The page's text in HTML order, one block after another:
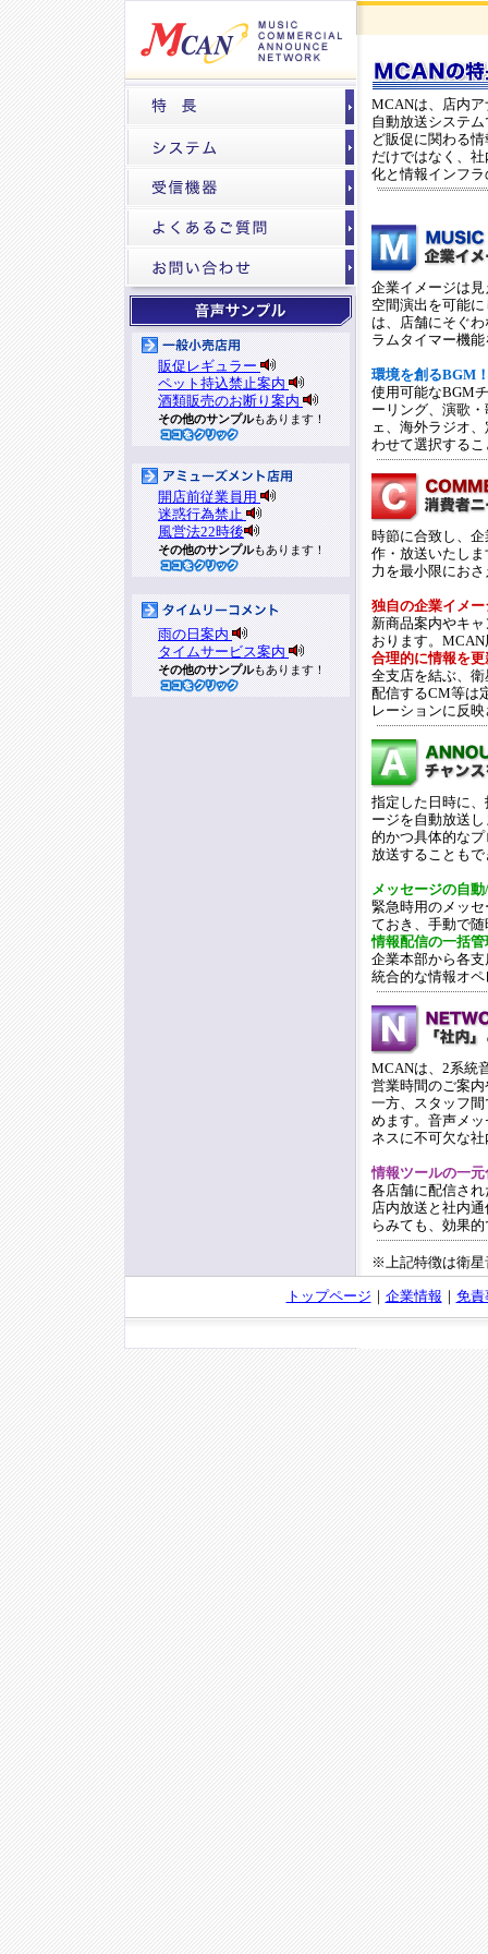
販促レギュラー
ペット持込禁止案内
酒類販売のお断り案内
その他のサンプルもあります！
開店前従業員用
迷惑行為禁止
風営法22時後
その他のサンプルもあります！
雨の日案内
タイムサービス案内
その他のサンプルもあります！
MCANは、店内
自動放送システ
ど販促に関わる
だけではなく、
化と情報インフ
企業イメージは
空間演出を可能
は、店舗にそぐ
ラムタイマー機
環境を創るBGM
使用可能なBGM
ーリング、演歌
ェ、海外ラジオ
わせて選択する
時節に合致し、
作・放送いたし
力を最小限にお
独自の企業イメ
新商品案内やキ
おります。
合理的に情報を更
全支店を結ぶ、
配信するCM等は
レーションに反
指定した日時に
ージを自動放送
的かつ具体的な
放送することもで
メッセージの自
緊急時用のメッ
ておき、手動で
情報配信の一括管
企業本部から各
統合的な情報オ
MCANは、2系統
営業時間のご案
一方、スタッフ
めます。音声メ
ネスに不可欠な
情報ツールの一元
各店舗に配信さ
店内放送と社内
らみても、効果
※上記特徴は衛星
トップページ ｜ 企業情報 ｜ 免責